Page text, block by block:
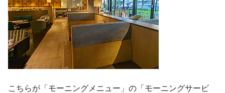
こちらが「モーニングメニュー」の「モーニングサービ